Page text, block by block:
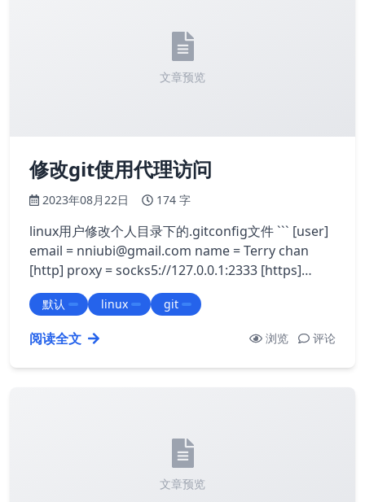
文章预览
修改git使用代理访问
2023年08月22日 174 字
linux用户修改个人目录下的.gitconfig文件 ``` [user]
email = nniubi@gmail.com
[http] proxy = socks5://127.0.0.1:2333 [https]
proxy = socks5://127.0.0.1:2333…
默认 linux git
阅读全文 浏览 评论
文章预览